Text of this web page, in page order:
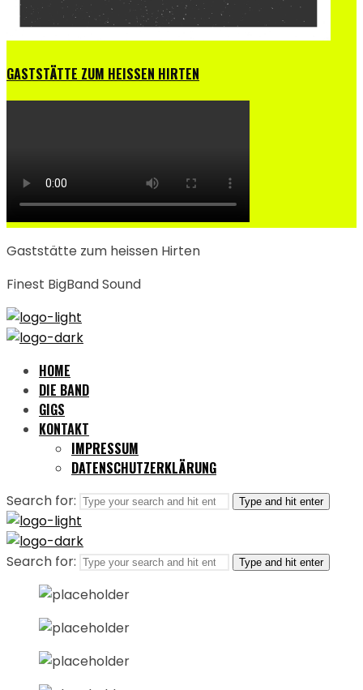
GASTSTÄTTE ZUM HEISSEN HIRTEN
Gaststätte zum heissen Hirten
Finest BigBand Sound
HOME
DIE BAND
GIGS
KONTAKT
IMPRESSUM
DATENSCHUTZERKLÄRUNG
Search for: Type and hit enter
Search for: Type and hit enter